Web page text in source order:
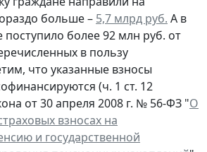
больше – 5,7 млрд руб. А в
более 92 млн руб. от
в пользу
что указанные взносы
(ч. 1 ст. 12
от 30 апреля 2008 г. № 56-ФЗ "О
взносах на
и государственной